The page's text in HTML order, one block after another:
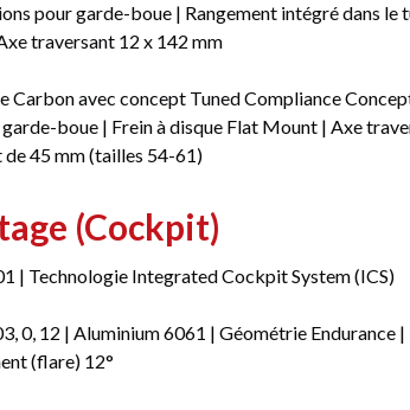
pour garde-boue | Rangement intégré dans le
traversant 12 x 142 mm
Carbon avec concept Tuned Compliance
boue | Frein à disque Flat Mount | Axe
45 mm (tailles 54-61)
(Cockpit)
| Technologie Integrated Cockpit System (ICS)
0, 12 | Aluminium 6061 | Géométrie Endurance
(flare) 12°